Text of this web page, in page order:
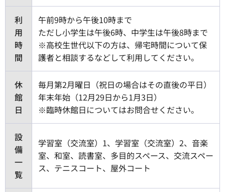
利
用
時
間
午前9時から午後10時まで
ただし小学生は午後6時、中学生は午後8時まで
※高校生世代以下の方は、帰宅時間について保
護者と相談するなどして利用してください。
休
館
日
毎月第2月曜日（祝日の場合はその直後の平日）
年末年始（12月29日から1月3日）
※臨時休館日についてはお問合せください。
設
備
一
覧
学習室（交流室）1、学習室（交流室）2、音楽
室、和室、読書室、多目的スペース、交流スペー
ス、テニスコート、屋外コート